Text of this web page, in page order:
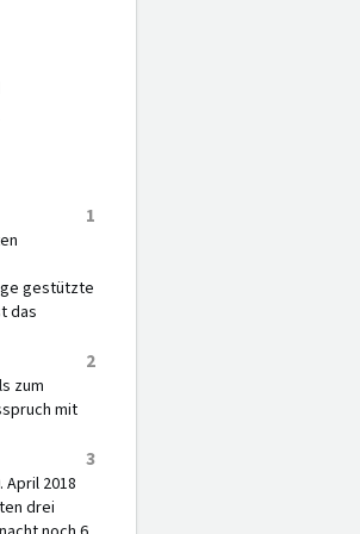
1
gestützte
das
2
zum
mit
3
2018
drei